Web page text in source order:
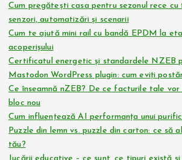
Cum pregătești casa pentru sezonul rece cu
senzori, automatizări și scenarii
Cum te ajută mini rail cu bandă EPDM la
acoperișului
Certificatul energetic și standardele NZEB
Mastodon WordPress plugin: cum eviți
Ce înseamnă nZEB? De ce facturile tale
bloc nou
Cum influențează AI performanța unui
Puzzle din lemn vs. puzzle din carton: ce să
tău?